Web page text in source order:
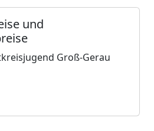
und
Groß-Gerau